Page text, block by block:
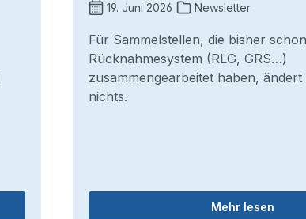
19. Juni 2026 Newsletter
Für Sammelstellen, die bisher
Rücknahmesystem (RLG, GRS…)
zusammengearbeitet haben,
nichts.
Mehr lesen